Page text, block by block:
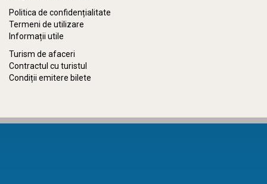
Politica de confidențialitate
Termeni de utilizare
Informații utile
Turism de afaceri
Contractul cu turistul
Condiții emitere bilete